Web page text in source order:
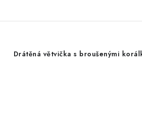
Drátěná větvička s broušenými